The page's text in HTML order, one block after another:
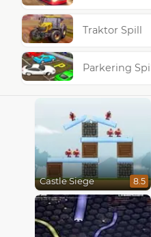
Traktor Spill
Parkering Spill
Castle Siege 8.5